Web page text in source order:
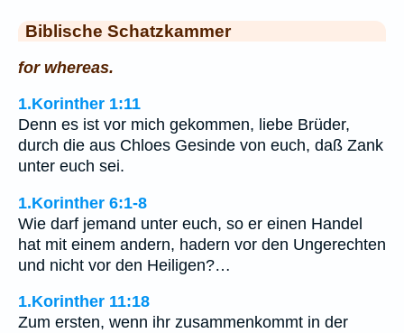
Biblische Schatzkammer
for whereas.
1.Korinther 1:11
Denn es ist vor mich gekommen, liebe Brüder,
durch die aus Chloes Gesinde von euch, daß Zank
unter euch sei.
1.Korinther 6:1-8
Wie darf jemand unter euch, so er einen Handel
hat mit einem andern, hadern vor den Ungerechten
und nicht vor den Heiligen?…
1.Korinther 11:18
Zum ersten, wenn ihr zusammenkommt in der